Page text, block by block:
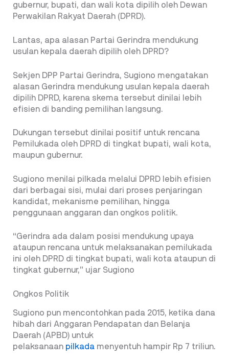
gubernur, bupati, dan wali kota dipilih oleh Dewan
Perwakilan Rakyat Daerah (DPRD).
Lantas, apa alasan Partai Gerindra mendukung
usulan kepala daerah dipilih oleh DPRD?
Sekjen DPP Partai Gerindra, Sugiono mengatakan
alasan Gerindra mendukung usulan kepala daerah
dipilih DPRD, karena skema tersebut dinilai lebih
efisien di banding pemilihan langsung.
Dukungan tersebut dinilai positif untuk rencana
Pemilukada oleh DPRD di tingkat bupati, wali kota,
maupun gubernur.
Sugiono menilai pilkada melalui DPRD lebih efisien
dari berbagai sisi, mulai dari proses penjaringan
kandidat, mekanisme pemilihan, hingga
penggunaan anggaran dan ongkos politik.
“Gerindra ada dalam posisi mendukung upaya
ataupun rencana untuk melaksanakan pemilukada
ini oleh DPRD di tingkat bupati, wali kota ataupun di
tingkat gubernur,” ujar Sugiono
Ongkos Politik
Sugiono pun mencontohkan pada 2015, ketika dana
hibah dari Anggaran Pendapatan dan Belanja
Daerah (APBD) untuk
pelaksanaan pilkada menyentuh hampir Rp 7 triliun.